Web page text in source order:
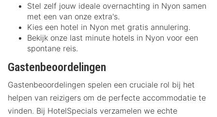
Stel zelf jouw ideale overnachting in Nyon samen
met een van onze extra's.
Kies een hotel in Nyon met gratis annulering.
Bekijk onze last minute hotels in Nyon voor een
spontane reis.
Gastenbeoordelingen
Gastenbeoordelingen spelen een cruciale rol bij het
helpen van reizigers om de perfecte accommodatie te
vinden. Bij HotelSpecials verzamelen we echte